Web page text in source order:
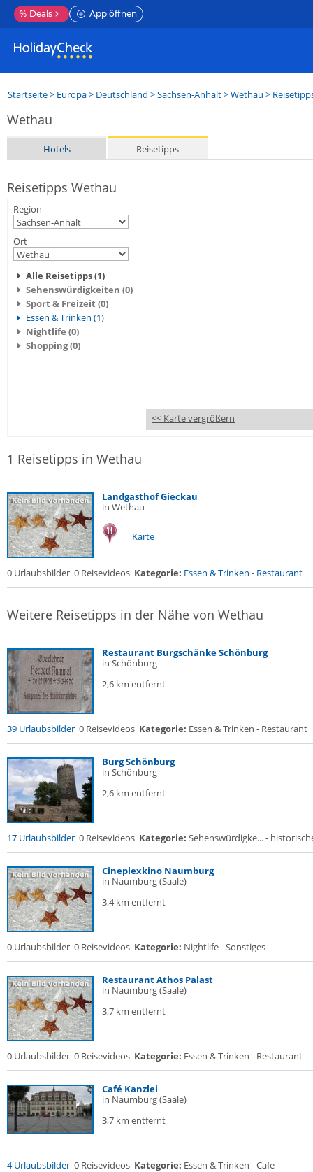
% Deals App öffnen
Startseite> Europa> Deutschland >Sachsen-Anhalt>Wethau >
Wethau
Hotels Reisetipps
Reisetipps Wethau
Region
Ort
Alle Reisetipps (1)
Sehenswürdigkeiten (0)
Sport & Freizeit (0)
Essen & Trinken (1)
Nightlife (0)
Shopping (0)
<< Karte vergrößern
1 Reisetipps in Wethau
Landgasthof Gieckau
in Wethau
Karte
0 Urlaubsbilder 0 Reisevideos Kategorie: Essen & Trinken - Restaurant
Weitere Reisetipps in der Nähe von Wethau
Restaurant Burgschänke Schönburg
in Schönburg
2,6 km entfernt
39 Urlaubsbilder 0 Reisevideos Kategorie: Essen & Trinken - Restaurant
Burg Schönburg
in Schönburg
2,6 km entfernt
17 Urlaubsbilder 0 Reisevideos Kategorie: Sehenswürdigke... -
Cineplexkino Naumburg
in Naumburg (Saale)
3,4 km entfernt
0 Urlaubsbilder 0 Reisevideos Kategorie: Nightlife - Sonstiges
Restaurant Athos Palast
in Naumburg (Saale)
3,7 km entfernt
0 Urlaubsbilder 0 Reisevideos Kategorie: Essen & Trinken - Restaurant
Café Kanzlei
in Naumburg (Saale)
3,7 km entfernt
4 Urlaubsbilder 0 Reisevideos Kategorie: Essen & Trinken - Cafe